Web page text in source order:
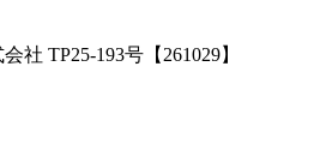
社 TP25-193号【261029】